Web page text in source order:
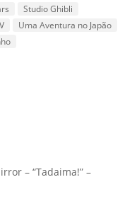
Studio Ghibli
Uma Aventura no Japão
– “Tadaima!” –